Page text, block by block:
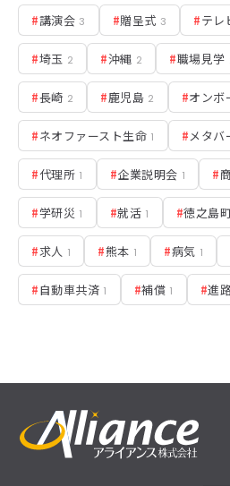
#講演会 3 #贈呈式 3 #テレ
#埼玉 2 #沖縄 2 #職場見学
#長崎 2 #鹿児島 2 #オンボ
#ネオファースト生命 1 # メタバ
#代理所 1 #企業説明会 1 #
#学研災 1 #就活 1 #徳之島
#求人 1 #熊本 1 #病気 1
#自動車共済 1 #補償 1 #進